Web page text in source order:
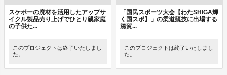
スケボーの廃材を活用したアップサ
イクル製品売り上げでひとり親家庭
の子供た...
このプロジェクトは終了いたしまし
た。
「国民スポーツ大会【わたSHIGA輝
く国スポ】」の柔道競技に出場する
滋賀...
このプロジェクトは終了いたしまし
た。